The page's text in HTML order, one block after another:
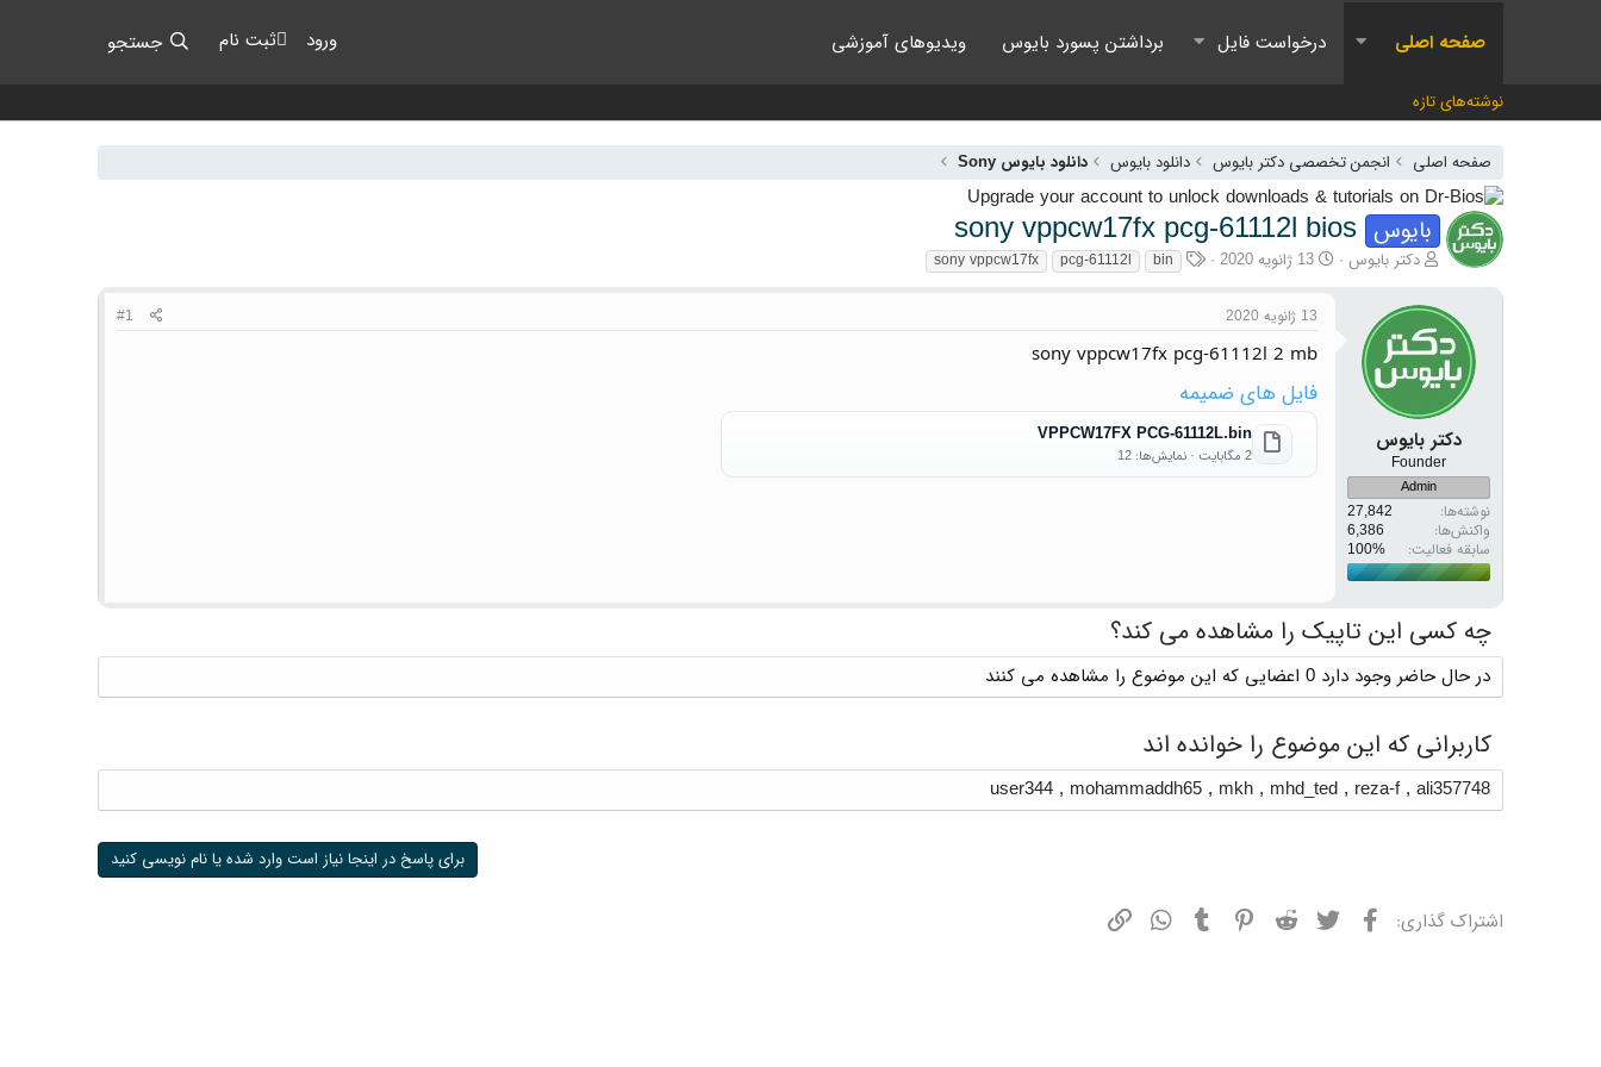
صفحه اصلی درخواست فایل برداشتن پسورد بایوس ویدیوهای آموزشی ورود ثبت نام جستجو
نوشته‌های تازه
صفحه اصلی انجمن تخصصی دکتر بایوس دانلود بایوس دانلود بایوس Sony
بایوس sony vppcw17fx pcg-61112l bios
آغازگر گفتمان
دکتر بایوس تاریخ شروع
13 ژانویه 2020 برچسب‌ها
bin
pcg-61112l
sony vppcw17fx
دکتر بایوس
Founder
Admin
نوشته‌ها
27,842
واکنش‌ها
6,386
سابقه فعالیت:
13 ژانویه 2020 #1
sony vppcw17fx pcg-61112l 2 mb
فایل های ضمیمه
VPPCW17FX PCG-61112L.bin
2 مگابایت · نمایش‌ها: 12
چه کسی این تاپیک را مشاهده می کند؟
در حال حاضر وجود دارد 0 اعضایی که این موضوع را مشاهده می کنند
کاربرانی که این موضوع را خوانده اند
ali357748
,
reza-f
,
mhd_ted
,
mkh
,
mohammaddh65
,
user344
برای پاسخ در اینجا نیاز است وارد شده یا نام نویسی کنید
اشتراک گذاری: فیسبوکتوییتر ردیت پینترستتامبلر واتسپ